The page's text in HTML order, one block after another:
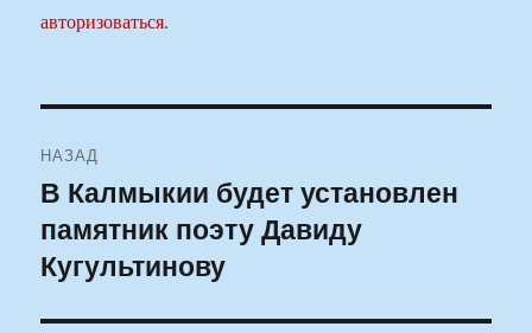
авторизоваться.
по
записям
НАЗАД
Предыдущая
запись:
В Калмыкии будет установлен
памятник поэту Давиду
Кугультинову